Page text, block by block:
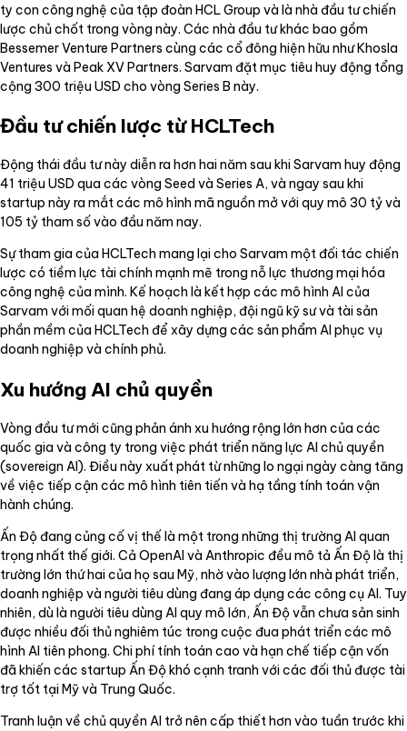
ty con công nghệ của tập đoàn HCL Group và là nhà đầu tư chiến
lược chủ chốt trong vòng này. Các nhà đầu tư khác bao gồm
Bessemer Venture Partners cùng các cổ đông hiện hữu như Khosla
Ventures và Peak XV Partners. Sarvam đặt mục tiêu huy động tổng
cộng 300 triệu USD cho vòng Series B này.
Đầu tư chiến lược từ HCLTech
Động thái đầu tư này diễn ra hơn hai năm sau khi Sarvam huy động
41 triệu USD qua các vòng Seed và Series A, và ngay sau khi
startup này ra mắt các mô hình mã nguồn mở với quy mô 30 tỷ và
105 tỷ tham số vào đầu năm nay.
Sự tham gia của HCLTech mang lại cho Sarvam một đối tác chiến
lược có tiềm lực tài chính mạnh mẽ trong nỗ lực thương mại hóa
công nghệ của mình. Kế hoạch là kết hợp các mô hình AI của
Sarvam với mối quan hệ doanh nghiệp, đội ngũ kỹ sư và tài sản
phần mềm của HCLTech để xây dựng các sản phẩm AI phục vụ
doanh nghiệp và chính phủ.
Xu hướng AI chủ quyền
Vòng đầu tư mới cũng phản ánh xu hướng rộng lớn hơn của các
quốc gia và công ty trong việc phát triển năng lực AI chủ quyền
(sovereign AI). Điều này xuất phát từ những lo ngại ngày càng tăng
về việc tiếp cận các mô hình tiên tiến và hạ tầng tính toán vận
hành chúng.
Ấn Độ đang củng cố vị thế là một trong những thị trường AI quan
trọng nhất thế giới. Cả OpenAI và Anthropic đều mô tả Ấn Độ là thị
trường lớn thứ hai của họ sau Mỹ, nhờ vào lượng lớn nhà phát triển,
doanh nghiệp và người tiêu dùng đang áp dụng các công cụ AI. Tuy
nhiên, dù là người tiêu dùng AI quy mô lớn, Ấn Độ vẫn chưa sản sinh
được nhiều đối thủ nghiêm túc trong cuộc đua phát triển các mô
hình AI tiên phong. Chi phí tính toán cao và hạn chế tiếp cận vốn
đã khiến các startup Ấn Độ khó cạnh tranh với các đối thủ được tài
trợ tốt tại Mỹ và Trung Quốc.
Tranh luận về chủ quyền AI trở nên cấp thiết hơn vào tuần trước khi